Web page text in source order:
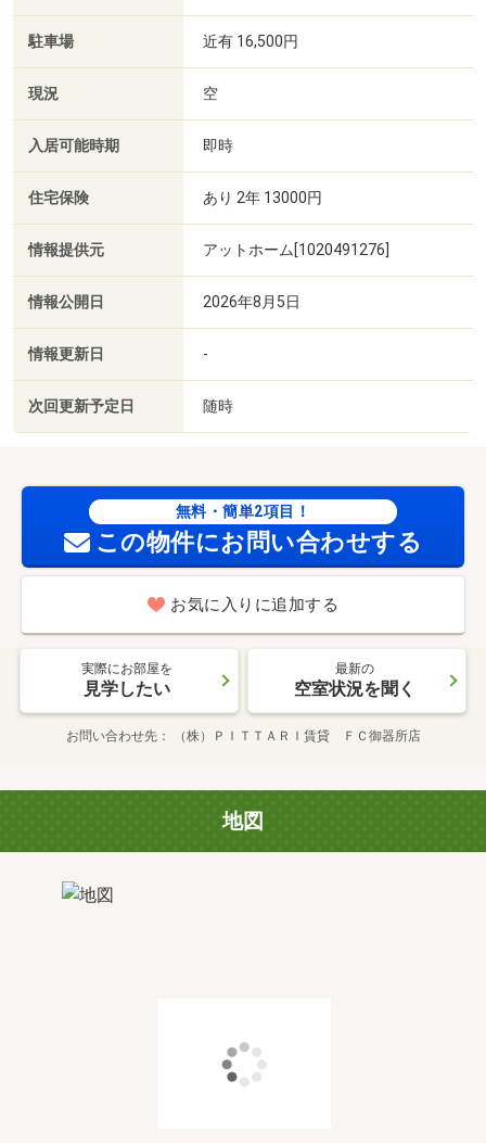
駐車場 近有 16,500円
現況 空
入居可能時期 即時
住宅保険 あり 2年 13000円
情報提供元 アットホーム[1020491276]
情報公開日 2026年8月5日
情報更新日 -
次回更新予定日 随時
無料・簡単2項目！
この物件にお問い合わせする
お気に入りに追加する
実際にお部屋を
見学したい
最新の
空室状況を聞く
お問い合わせ先 （株）ＰＩＴＴＡＲＩ賃貸 ＦＣ御器所店
地図